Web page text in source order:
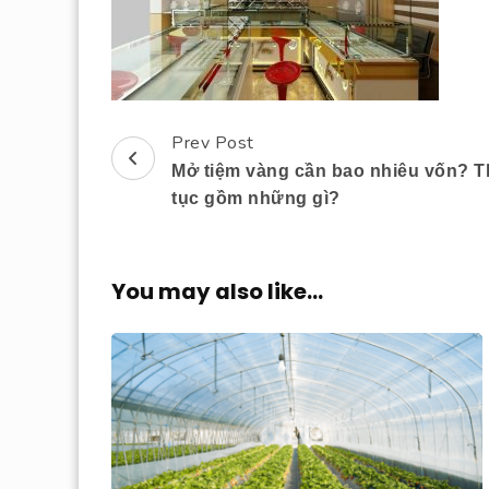
Post
Navigation
Prev Post
Mở tiệm vàng cần bao nhiêu vốn?
tục gồm những gì?
You may also like...